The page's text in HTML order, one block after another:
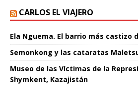
CARLOS EL VIAJERO
Ela Nguema. El barrio más castizo
Semonkong y las cataratas
Museo de las Víctimas de la
Shymkent, Kazajistán